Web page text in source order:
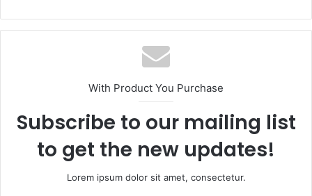
With Product You Purchase
Subscribe to our mailing list
to get the new updates!
Lorem ipsum dolor sit amet, consectetur.